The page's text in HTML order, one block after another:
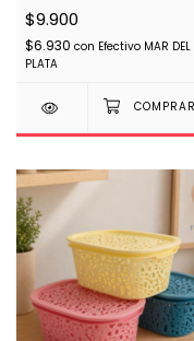
$9.900
$6.930 con Efectivo MAR DEL
PLATA